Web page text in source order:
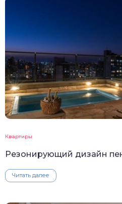
Квартиры
Резонирующий дизайн
Читать далее